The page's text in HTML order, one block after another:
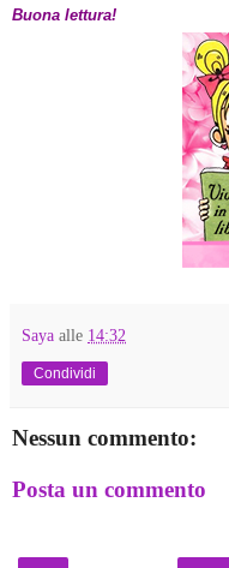
Buona lettura!
Saya alle 14:32
Condividi
Nessun commento:
Posta un commento